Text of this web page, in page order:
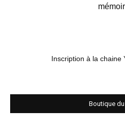
Inscription à la chaine
Boutique